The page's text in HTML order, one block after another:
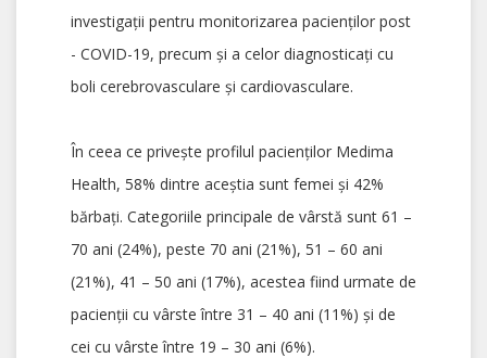
investigații pentru monitorizarea pacienților post
- COVID-19, precum și a celor diagnosticați cu
boli cerebrovasculare și cardiovasculare.
În ceea ce privește profilul pacienților Medima
Health, 58% dintre aceștia sunt femei și 42%
bărbați. Categoriile principale de vârstă sunt 61 –
70 ani (24%), peste 70 ani (21%), 51 – 60 ani
(21%), 41 – 50 ani (17%), acestea fiind urmate de
pacienții cu vârste între 31 – 40 ani (11%) și de
cei cu vârste între 19 – 30 ani (6%).